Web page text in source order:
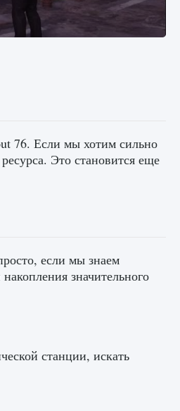
76. Если мы хотим сильно
Это становится еще
если мы знаем
значительного
станции, искать